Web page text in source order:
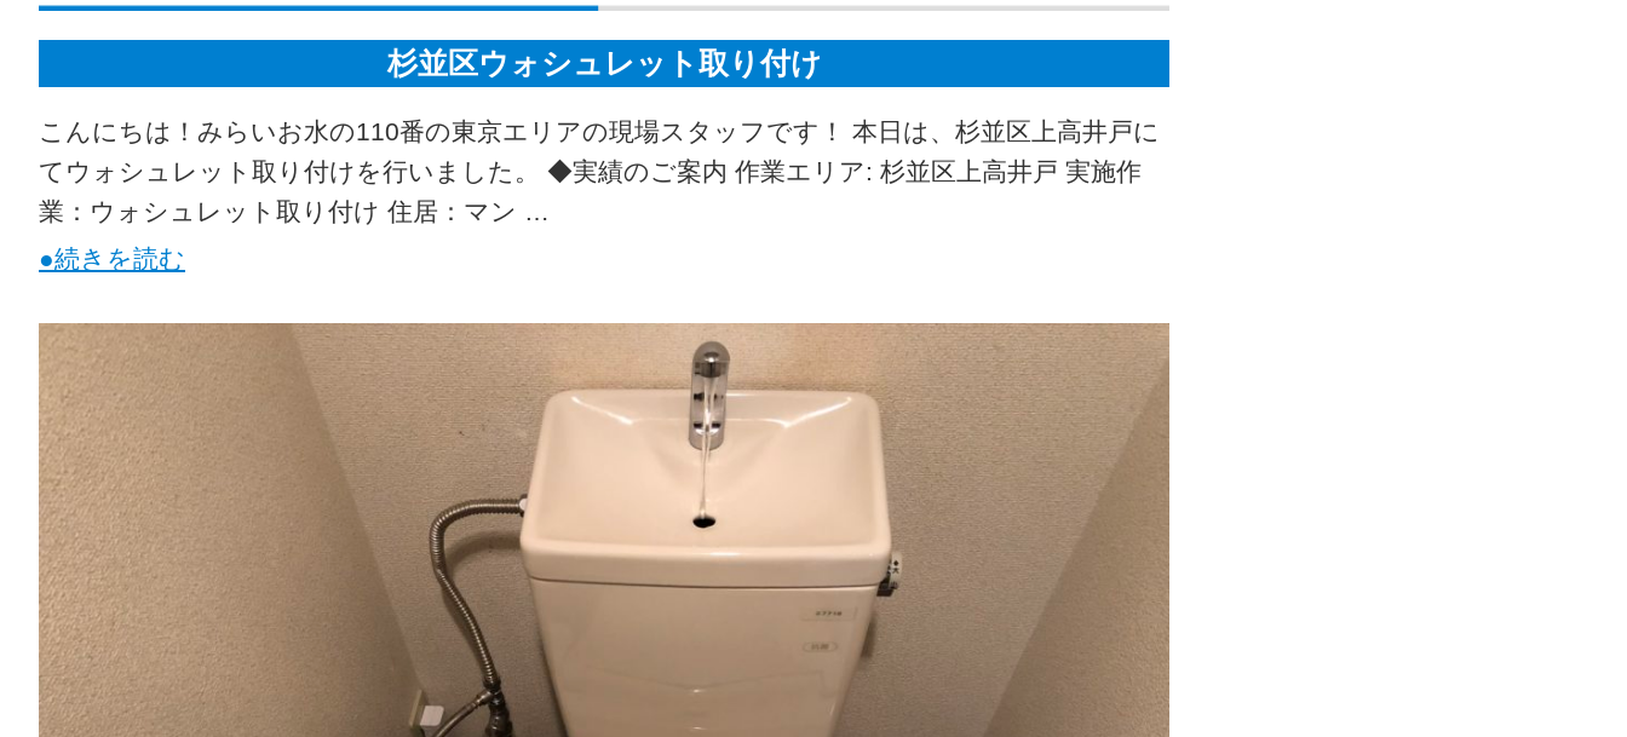
杉並区ウォシュレット取り付け
こんにちは！みらいお水の110番の東京エリアの現場スタッフです！ 本日は、杉並区上高井戸に
てウォシュレット取り付けを行いました。 ◆実績のご案内 作業エリア: 杉並区上高井戸 実施作
業：ウォシュレット取り付け 住居：マン …
●続きを読む